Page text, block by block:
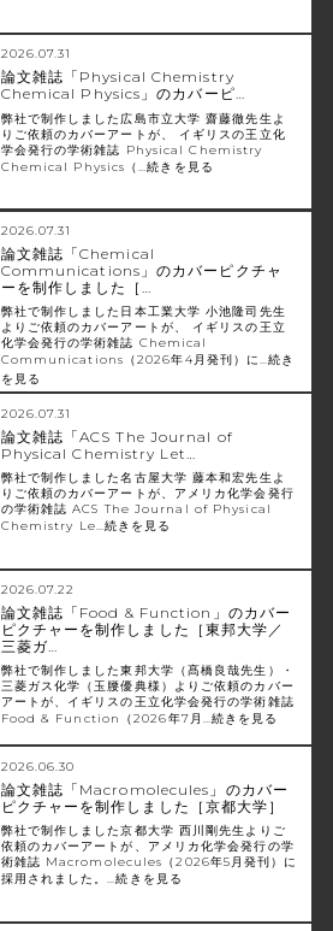
2026.07.31
論文雑誌「Physical Chemistry
Chemical Physics」のカバーピ…
弊社で制作しました広島市立大学 齋藤徹先生よ
りご依頼のカバーアートが、 イギリスの王立化
学会発行の学術雑誌 Physical Chemistry
Chemical Physics（…続きを見る
2026.07.31
論文雑誌「Chemical
Communications」のカバーピクチャ
ーを制作しました［…
弊社で制作しました日本工業大学 小池隆司先生
よりご依頼のカバーアートが、 イギリスの王立
化学会発行の学術雑誌 Chemical
Communications（2026年4月発刊）に…続き
を見る
2026.07.31
論文雑誌「ACS The Journal of
Physical Chemistry Let…
弊社で制作しました名古屋大学 藤本和宏先生よ
りご依頼のカバーアートが、アメリカ化学会発行
の学術雑誌 ACS The Journal of Physical
Chemistry Le…続きを見る
2026.07.22
論文雑誌「Food & Function」のカバー
ピクチャーを制作しました［東邦大学／
三菱ガ…
弊社で制作しました東邦大学（髙橋良哉先生）・
三菱ガス化学（玉腰優典様）よりご依頼のカバー
アートが、イギリスの王立化学会発行の学術雑誌
Food & Function（2026年7月…続きを見る
2026.06.30
論文雑誌「Macromolecules」のカバー
ピクチャーを制作しました［京都大学］
弊社で制作しました京都大学 西川剛先生よりご
依頼のカバーアートが、アメリカ化学会発行の学
術雑誌 Macromolecules（2026年5月発刊）に
採用されました。…続きを見る